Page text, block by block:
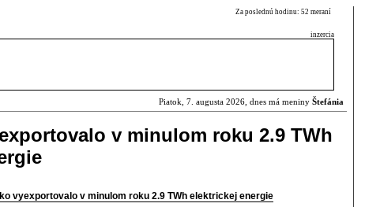
Za poslednú hodinu: 52 meraní
inzercia
Piatok, 7. augusta 2026, dnes má meniny Štefánia
v minulom roku 2.9 TWh
vyexportovalo v minulom roku 2.9 TWh elektrickej energie